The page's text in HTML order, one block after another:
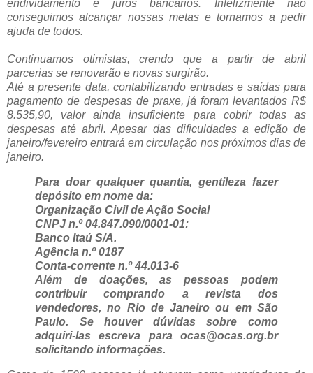
endividamento e juros bancários. Infelizmente não
conseguimos alcançar nossas metas e tornamos a pedir
ajuda de todos.
Continuamos otimistas, crendo que a partir de abril
parcerias se renovarão e novas surgirão.
Até a presente data, contabilizando entradas e saídas para
pagamento de despesas de praxe, já foram levantados R$
8.535,90, valor ainda insuficiente para cobrir todas as
despesas até abril. Apesar das dificuldades a edição de
janeiro/fevereiro entrará em circulação nos próximos dias de
janeiro.
Para doar qualquer quantia, gentileza fazer
depósito em nome da:
Organização Civil de Ação Social
CNPJ n.º 04.847.090/0001-01:
Banco Itaú S/A.
Agência n.º 0187
Conta-corrente n.º 44.013-6
Além de doações, as pessoas podem
contribuir comprando a revista dos
vendedores, no Rio de Janeiro ou em São
Paulo. Se houver dúvidas sobre como
adquiri-las escreva para ocas@ocas.org.br
solicitando informações.